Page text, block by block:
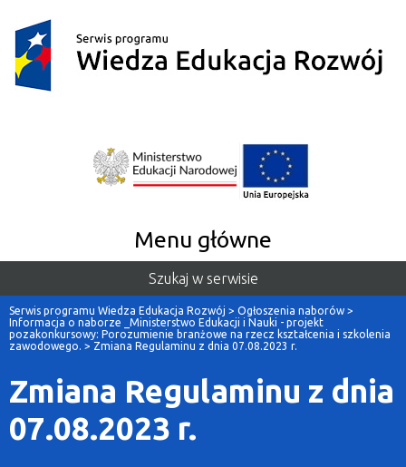
Menu główne
Szukaj w serwisie
Serwis programu Wiedza Edukacja Rozwój > Ogłoszenia naborów >
Informacja o naborze _Ministerstwo Edukacji i Nauki - projekt
pozakonkursowy: Porozumienie branżowe na rzecz kształcenia i szkolenia
zawodowego. > Zmiana Regulaminu z dnia 07.08.2023 r.
Zmiana Regulaminu z dnia
07.08.2023 r.